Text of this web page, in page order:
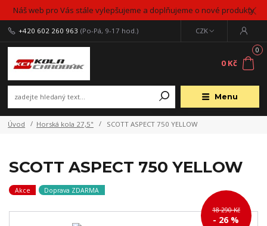
Náš web pro Vás stále vylepšujeme a doplňujeme o nové produkty
Menu
CZK
+420 602 260 963 (Po-Pá, 9-17 hod.)
0
0 Kč
Úvod Horská kola 27,5" SCOTT ASPECT 750 YELLOW
SCOTT ASPECT 750 YELLOW
Akce Doprava ZDARMA
18 290 Kč
- 26 %